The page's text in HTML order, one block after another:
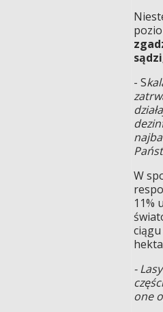
- S
W
11%
-
one